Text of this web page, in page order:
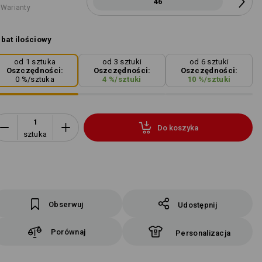
ilościowy
od 1 sztuka
Oszczędności:
0 %/sztuka
od 3 sztuki
Oszczędności:
4 %/sztuki
od 6 sztuki
Oszczędności:
10 %/sztuki
sztuka
Do koszyka
Obserwuj Udostępnij
Porównaj Personalizacja